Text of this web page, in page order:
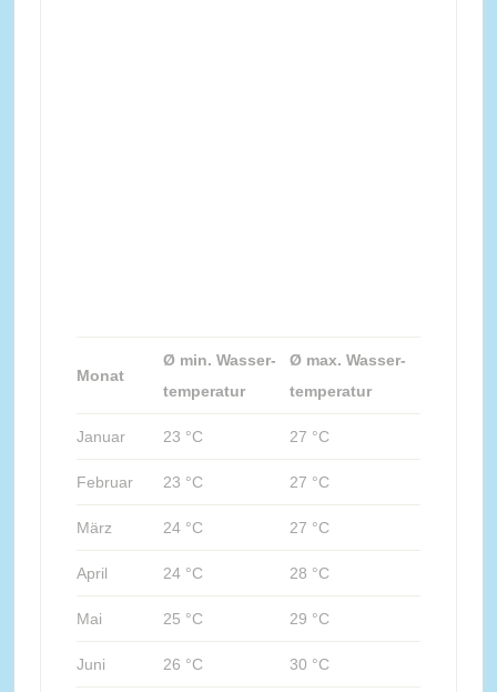
Monat
Ø min. Wasser-
temperatur
Ø max. Wasser-
temperatur
Januar 23 °C 27 °C
Februar 23 °C 27 °C
März 24 °C 27 °C
April 24 °C 28 °C
Mai 25 °C 29 °C
Juni 26 °C 30 °C